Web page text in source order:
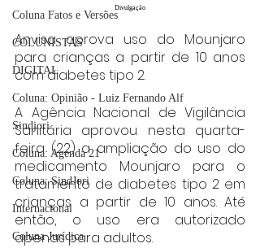
Coluna Fatos e Versões
COLUNISTAS
DIGITAL
Coluna: Opinião - Luiz Fernando Alf
Sindjori
Coluna: Agenda 21
Coluna: SindJori
Internacional
Coluna Jurídica
Divulgação
Anvisa aprova uso do Mounjaro
para crianças a partir de 10 anos
com diabetes tipo 2.
A Agência Nacional de Vigilância
Sanitária aprovou nesta quarta-
feira (22) a ampliação do uso do
medicamento Mounjaro para o
tratamento de diabetes tipo 2 em
crianças a partir de 10 anos. Até
então, o uso era autorizado
apenas para adultos.